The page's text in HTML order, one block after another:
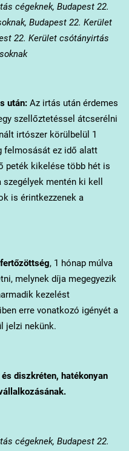
cégeknek, Budapest 22.
Budapest 22. Kerület
22. Kerület csótányirtás
után:Az irtás után érdemes
szellőztetéssel átcserélni
irtószer körülbelül 1
felmosását ez idő alatt
peték kikelése több hét is
mentén ki kell
is érintkezzenek a
, 1 hónap múlva
melynek díja megegyezik
kezelést
erre vonatkozó igényét a
jelzi nekünk.
diszkréten, hatékonyan
cégeknek, Budapest 22.